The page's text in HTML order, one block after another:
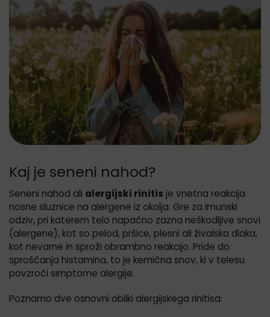
Kaj je seneni nahod?
Seneni nahod ali alergijski rinitis je vnetna reakcija
nosne sluznice na alergene iz okolja. Gre za imunski
odziv, pri katerem telo napačno zazna neškodljive snovi
(alergene), kot so pelod, pršice, plesni ali živalska dlaka,
kot nevarne in sproži obrambno reakcijo. Pride do
sproščanja histamina, to je kemična snov, ki v telesu
povzroči simptome alergije.
Poznamo dve osnovni obliki alergijskega rinitisa: